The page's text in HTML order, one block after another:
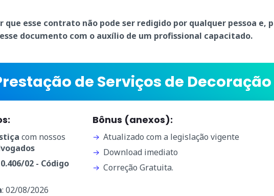
que esse contrato não pode ser redigido por qualquer pessoa e,
documento com o auxílio de um profissional capacitado.
de Serviços de Decoração
com nossos
02 - Código
: 02/08/2026
Bônus (anexos):
Atualizado com a legislação vigente
Download imediato
Correção Gratuita.